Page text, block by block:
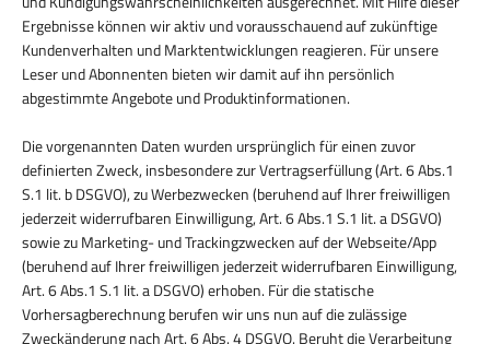
Ergebnisse können wir aktiv und vorausschauend auf zukünftige
Kundenverhalten und Marktentwicklungen reagieren. Für unsere
Leser und Abonnenten bieten wir damit auf ihn persönlich
abgestimmte Angebote und Produktinformationen.
Die vorgenannten Daten wurden ursprünglich für einen zuvor
definierten Zweck, insbesondere zur Vertragserfüllung (Art. 6 Abs.1
S.1 lit. b DSGVO), zu Werbezwecken (beruhend auf Ihrer freiwilligen
jederzeit widerrufbaren Einwilligung, Art. 6 Abs.1 S.1 lit. a DSGVO)
sowie zu Marketing- und Trackingzwecken auf der Webseite/App
(beruhend auf Ihrer freiwilligen jederzeit widerrufbaren Einwilligung,
Art. 6 Abs.1 S.1 lit. a DSGVO) erhoben. Für die statische
Vorhersagberechnung berufen wir uns nun auf die zulässige
Zweckänderung nach Art. 6 Abs. 4 DSGVO. Beruht die Verarbeitung